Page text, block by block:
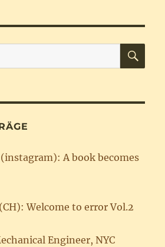
A book becomes
Welcome to error Vol.2
Engineer, NYC